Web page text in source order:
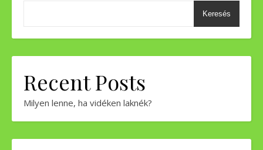
Keresés
Recent Posts
Milyen lenne, ha vidéken laknék?